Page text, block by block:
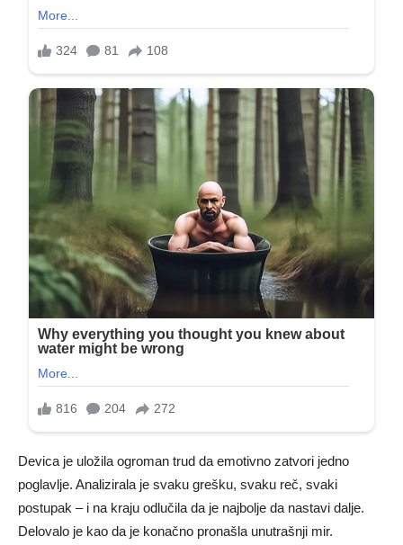
Devica je uložila ogroman trud da emotivno zatvori jedno
poglavlje. Analizirala je svaku grešku, svaku reč, svaki
postupak – i na kraju odlučila da je najbolje da nastavi dalje.
Delovalo je kao da je konačno pronašla unutrašnji mir.